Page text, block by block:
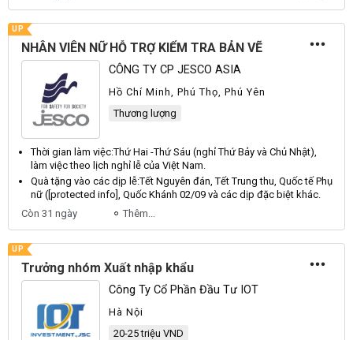
UP
NHÂN VIÊN NỮ HỖ TRỢ KIỂM TRA BẢN VẼ
CÔNG TY CP JESCO ASIA
Hồ Chí Minh, Phú Thọ, Phú Yên
Thương lượng
Thời gian làm việc:Thứ Hai -Thứ Sáu (nghỉThứ Bảy và Chủ Nhật),
làm việc theo lịch nghỉ lễ của Việt Nam.
Quà tặng vào các dịp lễ:Tết Nguyên đán,Tết Trung thu, Quốctế Phụ
nữ ([protected info], Quốc Khánh 02/09 và các dịp đặc biệt khác.
Còn 31 ngày
Thêm...
UP
Trưởng nhóm Xuất nhập khẩu
Công Ty Cổ Phần Đầu Tư IOT
Hà Nội
20-25 triệu VND